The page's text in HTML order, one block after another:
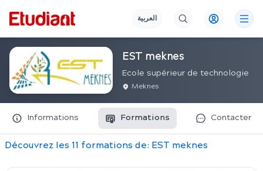
العربية
EST meknes
Ecole supérieur de technologie
Meknes
Informations Formations Contacter
Découvrez les 11 formations de: EST meknes